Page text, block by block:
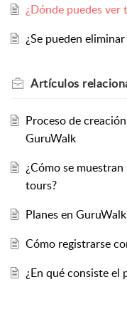
¿Dónde puedes ver
¿Se pueden
Artículos
Proceso de
GuruWalk
¿Cómo se
tours?
Planes en
Cómo registrarse
¿En qué consiste el